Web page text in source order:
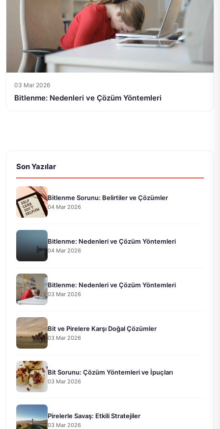
03 Mar 2026
Bitlenme: Nedenleri ve Çözüm Yöntemleri
Son Yazılar
Bitlenme Sorunu: Belirtiler ve Çözümler
04 Mar 2026
Bitlenme: Nedenleri ve Çözüm Yöntemleri
04 Mar 2026
Bitlenme: Nedenleri ve Çözüm Yöntemleri
03 Mar 2026
Bit ve Pirelere Karşı Doğal Çözümler
03 Mar 2026
Bit Sorunu: Çözüm Yöntemleri ve İpuçları
03 Mar 2026
Pirelerle Savaş: Etkili Stratejiler
03 Mar 2026